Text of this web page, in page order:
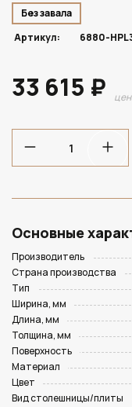
Без завала
Артикул:
6880-
33 615 ₽
Основные
Производитель
Страна производства
Тип
Ширина, мм
Длина, мм
Толщина, мм
Поверхность
Материал
Цвет
Вид столешницы/плиты